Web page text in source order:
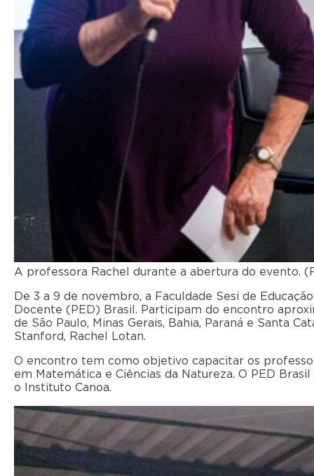
A professora Rachel durante a abertura do evento.
De 3 a 9 de novembro, a Faculdade Sesi de
Docente (PED) Brasil. Participam do encontro
de São Paulo, Minas Gerais, Bahia, Paraná e Santa
Stanford, Rachel Lotan.
O encontro tem como objetivo capacitar os
em Matemática e Ciências da Natureza. O PED
o Instituto Canoa.